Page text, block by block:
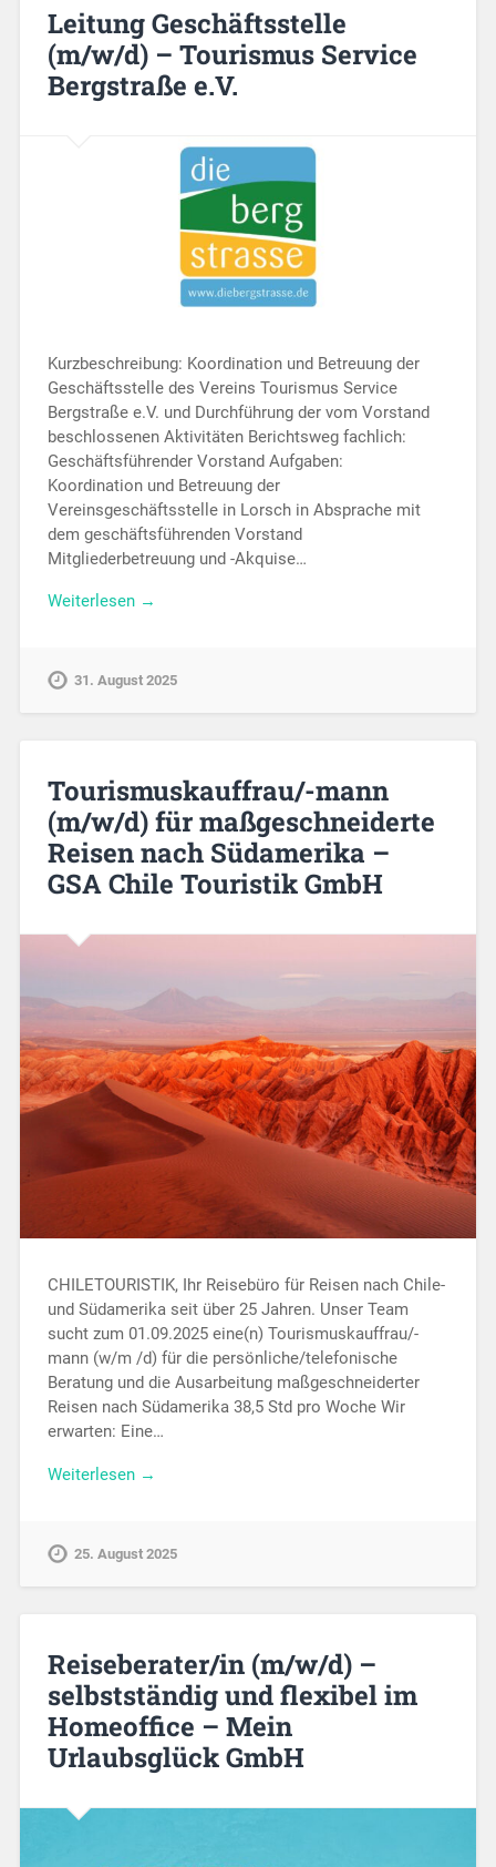
Leitung Geschäftsstelle
(m/w/d) – Tourismus Service
Bergstraße e.V.
Kurzbeschreibung: Koordination und Betreuung der
Geschäftsstelle des Vereins Tourismus Service
Bergstraße e.V. und Durchführung der vom Vorstand
beschlossenen Aktivitäten Berichtsweg fachlich:
Geschäftsführender Vorstand Aufgaben:
Koordination und Betreuung der
Vereinsgeschäftsstelle in Lorsch in Absprache mit
dem geschäftsführenden Vorstand
Mitgliederbetreuung und -Akquise…
Weiterlesen →
31. August 2025
Tourismuskauffrau/-mann
(m/w/d) für maßgeschneiderte
Reisen nach Südamerika –
GSA Chile Touristik GmbH
CHILETOURISTIK, Ihr Reisebüro für Reisen nach Chile-
und Südamerika seit über 25 Jahren. Unser Team
sucht zum 01.09.2025 eine(n) Tourismuskauffrau/-
mann (w/m /d) für die persönliche/telefonische
Beratung und die Ausarbeitung maßgeschneiderter
Reisen nach Südamerika 38,5 Std pro Woche Wir
erwarten: Eine…
Weiterlesen →
25. August 2025
Reiseberater/in (m/w/d) –
selbstständig und flexibel im
Homeoffice – Mein
Urlaubsglück GmbH